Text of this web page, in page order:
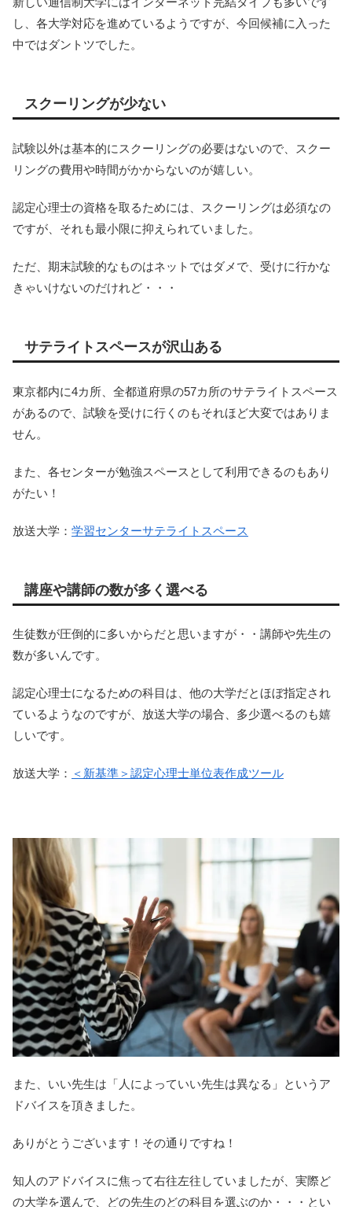
し、各大学対応を進めているようですが、今回候補に入った
中ではダントツでした。
スクーリングが少ない
試験以外は基本的にスクーリングの必要はないので、スクー
リングの費用や時間がかからないのが嬉しい。
認定心理士の資格を取るためには、スクーリングは必須なの
ですが、それも最小限に抑えられていました。
ただ、期末試験的なものはネットではダメで、受けに行かな
きゃいけないのだけれど・・・
サテライトスペースが沢山ある
東京都内に4カ所、全都道府県の57カ所のサテライトスペース
があるので、試験を受けに行くのもそれほど大変ではありま
せん。
また、各センターが勉強スペースとして利用できるのもあり
がたい！
放送大学： 学習センターサテライトスペース
講座や講師の数が多く選べる
生徒数が圧倒的に多いからだと思いますが・・講師や先生の
数が多いんです。
認定心理士になるための科目は、他の大学だとほぼ指定され
ているようなのですが、放送大学の場合、多少選べるのも嬉
しいです。
放送大学： ＜新基準＞認定心理士単位表作成ツール
また、いい先生は「人によっていい先生は異なる」というア
ドバイスを頂きました。
ありがとうございます！その通りですね！
知人のアドバイスに焦って右往左往していましたが、実際ど
の大学を選んで、どの先生のどの科目を選ぶのか・・・とい